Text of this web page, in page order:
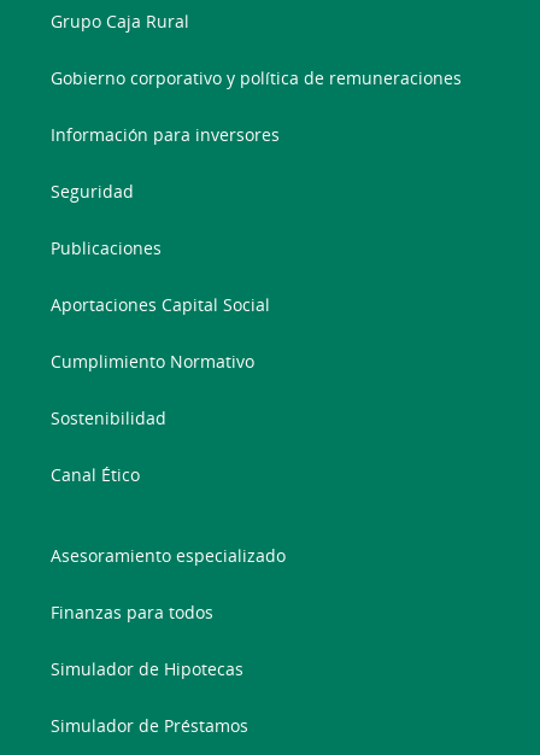
Grupo Caja Rural
Gobierno corporativo y política de remuneraciones
Información para inversores
Seguridad
Publicaciones
Aportaciones Capital Social
Cumplimiento Normativo
Sostenibilidad
Canal Ético
Asesoramiento especializado
Finanzas para todos
Simulador de Hipotecas
Simulador de Préstamos